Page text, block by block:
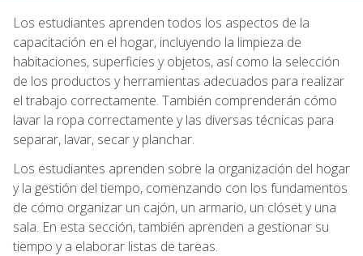
Los estudiantes aprenden todos los aspectos de la
capacitación en el hogar, incluyendo la limpieza de
habitaciones, superficies y objetos, así como la selección
de los productos y herramientas adecuados para realizar
el trabajo correctamente. También comprenderán cómo
lavar la ropa correctamente y las diversas técnicas para
separar, lavar, secar y planchar.
Los estudiantes aprenden sobre la organización del hogar
y la gestión del tiempo, comenzando con los fundamentos
de cómo organizar un cajón, un armario, un clóset y una
sala. En esta sección, también aprenden a gestionar su
tiempo y a elaborar listas de tareas.